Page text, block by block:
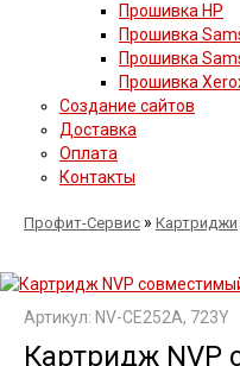
Прошивка HP
Прошивка
Прошивка
Прошивка
Создание сайтов
Доставка
Оплата
Контакты
Профит-Сервис » Картриджи
Артикул: NV-CE252A, 723Y
Картридж NVP